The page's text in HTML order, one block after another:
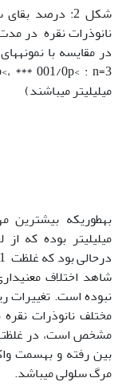
میلی‏لیتر می‏باشند)
شاهد اختلاف
مشخص است، در
بین رفته و به‏سمت
مرگ سلولی می‏باشد.